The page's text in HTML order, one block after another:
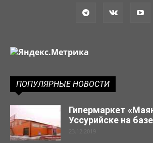
ПОПУЛЯРНЫЕ НОВОСТИ
Гипермаркет
Уссурийске на
23.12.2019